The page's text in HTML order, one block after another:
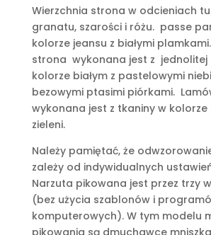
Wierzchnia strona w odcieniach
granatu, szarości i różu. passe
kolorze jeansu z białymi
strona wykonana jest z jednolitej
kolorze białym z pastelowymi
bezowymi ptasimi piórkami.
wykonana jest z tkaniny w kolorze
zieleni.
Należy pamiętać, że
zależy od indywidualnych
Narzuta pikowana jest przez trzy
(bez użycia szablonów i
komputerowych). W tym modelu